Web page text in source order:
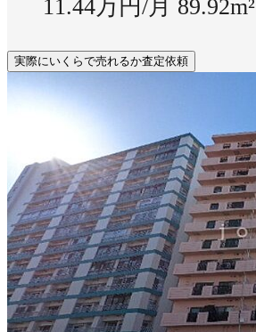
11.44万円/月 89.92m²
実際にいくらで売れるか査定依頼